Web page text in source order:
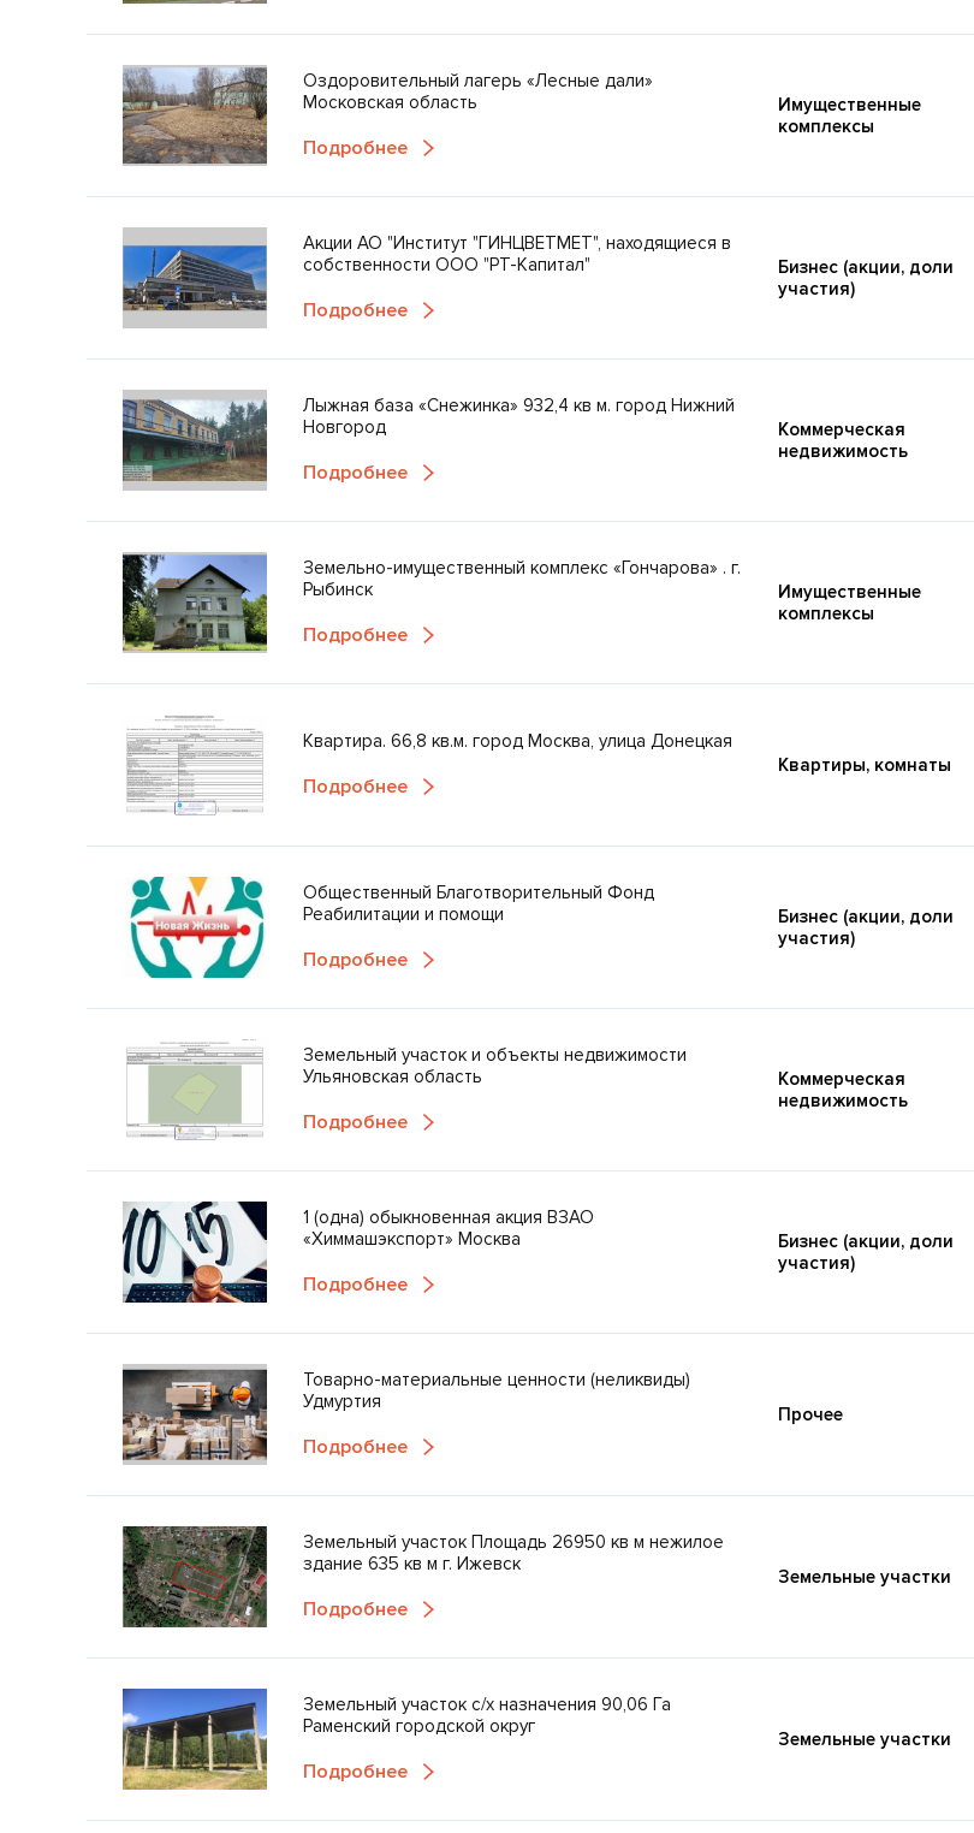
Оздоровительный лагерь «Лесные дали»
Московская область
Подробнее
Имущественные
комплексы
Акции АО "Институт "ГИНЦВЕТМЕТ", находящиеся в
собственности ООО "РТ-Капитал"
Подробнее
Бизнес (акции, доли
участия)
Лыжная база «Снежинка» 932,4 кв м. город Нижний
Новгород
Подробнее
Коммерческая
недвижимость
Земельно-имущественный комплекс «Гончарова» . г.
Рыбинск
Подробнее
Имущественные
комплексы
Квартира. 66,8 кв.м. город Москва, улица Донецкая
Подробнее
Квартиры, комнаты
Общественный Благотворительный Фонд
Реабилитации и помощи
Подробнее
Бизнес (акции, доли
участия)
Земельный участок и объекты недвижимости
Ульяновская область
Подробнее
Коммерческая
недвижимость
1 (одна) обыкновенная акция ВЗАО
«Химмашэкспорт» Москва
Подробнее
Бизнес (акции, доли
участия)
Товарно-материальные ценности (неликвиды)
Удмуртия
Подробнее
Прочее
Земельный участок Площадь 26950 кв м нежилое
здание 635 кв м г. Ижевск
Подробнее
Земельные участки
Земельный участок с/х назначения 90,06 Га
Раменский городской округ
Подробнее
Земельные участки